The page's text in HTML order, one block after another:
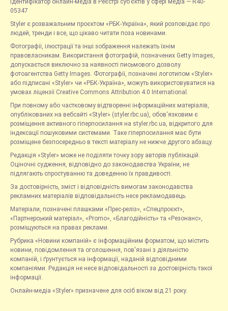
Ідентифікатор онлайн-медіа в Реєстрі суб’єктів у сфері медіа — R40-
05347
Styler є розважальним проєктом «РБК-Україна», який розповідає про
людей, тренди і все, що цікаво читати поза новинами.
Фотографії, ілюстрації та інші зображення належать їхнім
правовласникам. Використання фотографій, позначених Getty Images,
допускається виключно за наявності письмового дозволу
фотоагентства Getty Images. Фотографії, позначені логотипом «Styler»
або підписані «Styler» чи «РБК-Україна», можуть використовуватися на
умовах ліцензії Creative Commons Attribution 4.0 International.
При повному або частковому відтворенні інформаційних матеріалів,
опублікованих на вебсайті «Styler» (styler.rbc.ua), обов'язковим є
розміщення активного гіперпосилання на styler.rbc.ua, відкритого для
індексації пошуковими системами. Таке гіперпосилання має бути
розміщене безпосередньо в тексті матеріалу не нижче другого абзацу.
Редакція «Styler» може не поділяти точку зору авторів публікацій.
Оціночні судження, відповідно до законодавства України, не
підлягають спростуванню та доведенню їх правдивості.
За достовірність, зміст і відповідність вимогам законодавства
рекламних матеріалів відповідальність несе рекламодавець.
Матеріали, позначені плашками «Прес-реліз», «Спецпроєкт»,
«Партнерський матеріал», «Promo», «Благодійність» та «Резонанс»,
розміщуються на правах реклами.
Рубрика «Новини компаній» є інформаційним форматом, що містить
новини, повідомлення та оголошення, пов'язані з діяльністю
компаній, і ґрунтується на інформації, наданій відповідними
компаніями. Редакція не несе відповідальності за достовірність такої
інформації.
Онлайн-медіа «Styler» призначене для осіб віком від 21 року.